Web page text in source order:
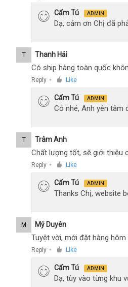
Cẩm Tú ADMIN
Dạ, cảm ơn Chị đã
T Thanh Hải
Có ship hàng toàn quốc
Reply ● Like
Cẩm Tú ADMIN
Có nhé, Anh yên tâm
T Trâm Anh
Chất lượng tốt, sẽ giới thiệu
Reply ● Like
Cẩm Tú ADMIN
Thanks Chị, website
M Mỹ Duyên
Tuyệt vời, mới đặt hàng
Reply ● Like
Cẩm Tú ADMIN
Dạ, tùy vào từng khu